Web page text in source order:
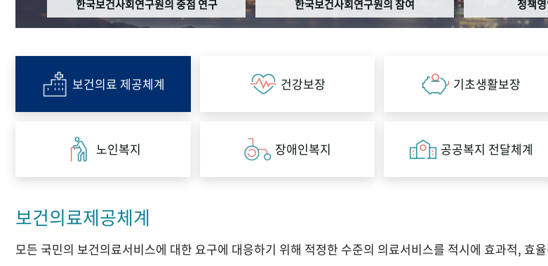
한국보건사회연구원의 중점 연구
한국보건사회연구원의 참여
정책
보건의료 제공체계 건강보장 기초생활보장
노인복지 장애인복지 공공복지 전달체계
보건의료제공체계
모든 국민의 보건의료서비스에 대한 요구에 대응하기 위해 적정한 수준의 의료서비스를 적시에 효과적, 효